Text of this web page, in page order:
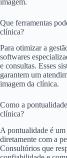
Que ferramentas
clínica?
Para otimizar a
softwares
e consultas. Esses
garantem um
imagem da clínica.
Como a
clínica?
A pontualidade é
diretamente com a
Consultórios que